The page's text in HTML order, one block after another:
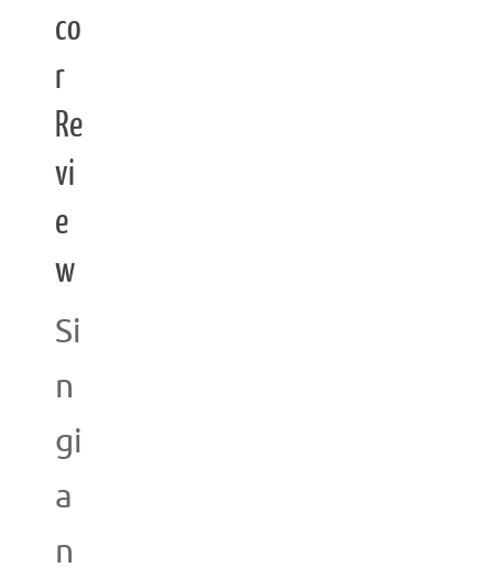
co
r
Re
vi
e
w
Si
n
gi
a
n